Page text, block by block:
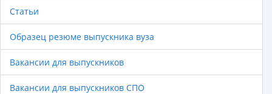
Статьи
Образец резюме выпускника вуза
Вакансии для выпускников
Вакансии для выпускников СПО